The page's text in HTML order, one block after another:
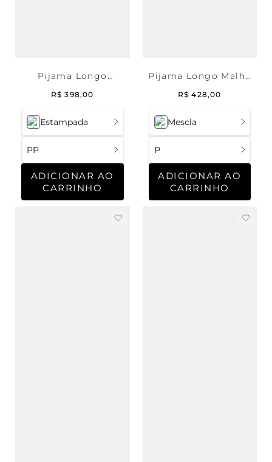
Estampada
PP
ADICIONAR AO
CARRINHO
Pijama Longo
Legging Malha Coffee
R$ 398,00
Mescla
P
ADICIONAR AO
CARRINHO
Pijama Longo Malha
R$ 428,00